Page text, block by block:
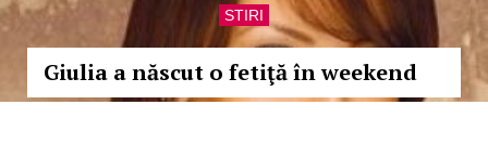
STIRI
Giulia a născut o fetiţă în weekend